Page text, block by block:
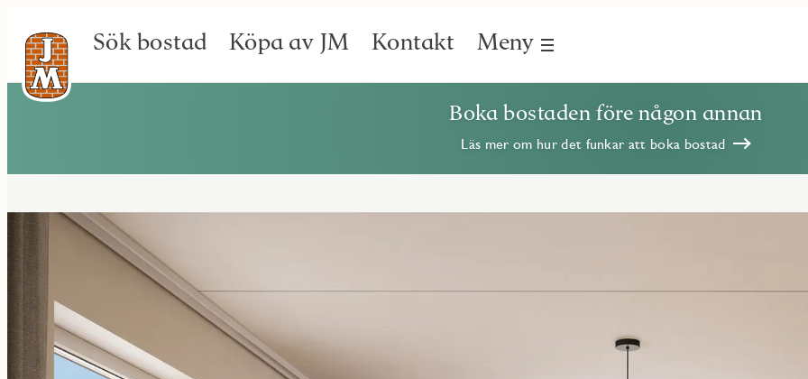
Sök bostad Köpa av JM Kontakt Meny
Boka bostaden före någon annan
Läs mer om hur det funkar att boka bostad